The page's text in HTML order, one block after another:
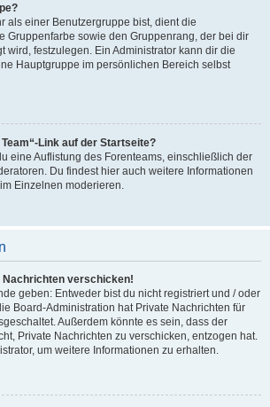
als einer Benutzergruppe bist, dient die
Gruppenfarbe sowie den Gruppenrang, der bei dir
wird, festzulegen. Ein Administrator kann dir die
Hauptgruppe im persönlichen Bereich selbst
Link auf der Startseite?
eine Auflistung des Forenteams, einschließlich der
Du findest hier auch weitere Informationen
Einzelnen moderieren.
Nachrichten verschicken!
geben: Entweder bist du nicht registriert und / oder
Board-Administration hat Private Nachrichten für
Außerdem könnte es sein, dass der
Private Nachrichten zu verschicken, entzogen hat.
um weitere Informationen zu erhalten.